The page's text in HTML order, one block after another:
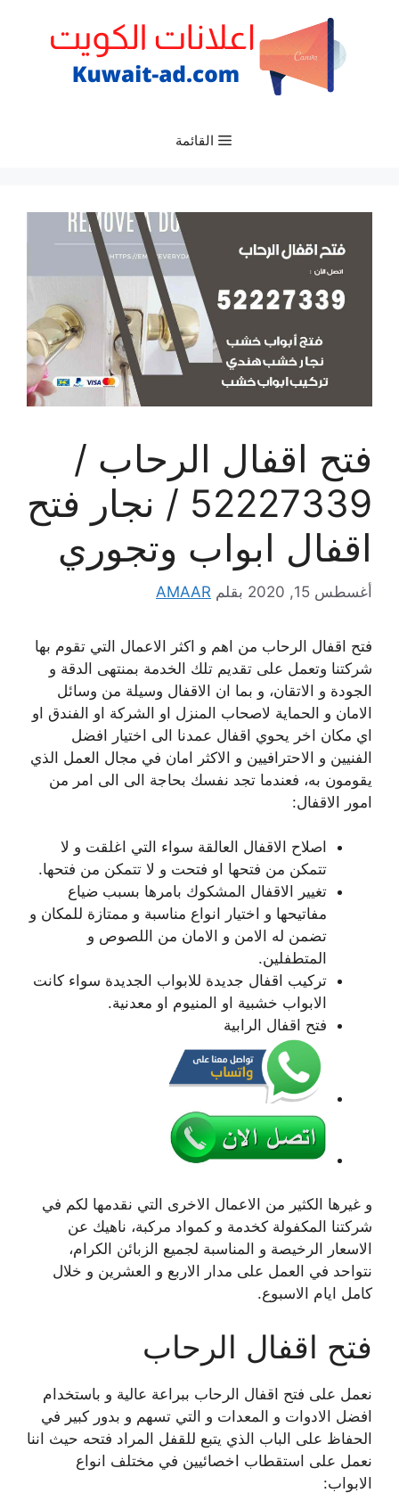
القائمة
فتح اقفال الرحاب /
52227339 / نجار فتح
اقفال ابواب وتجوري
أغسطس 15, 2020 بقلم AMAAR
فتح اقفال الرحاب من اهم و اكثر الاعمال التي تقوم بها
شركتنا وتعمل على تقديم تلك الخدمة بمنتهى الدقة و
الجودة و الاتقان، و بما ان الاقفال وسيلة من وسائل
الامان و الحماية لاصحاب المنزل او الشركة او الفندق او
اي مكان اخر يحوي اقفال عمدنا الى اختيار افضل
الفنيين و الاحترافيين و الاكثر امان في مجال العمل الذي
يقومون به، فعندما تجد نفسك بحاجة الى الى امر من
امور الاقفال:
اصلاح الاقفال العالقة سواء التي اغلقت و لا
تتمكن من فتحها او فتحت و لا تتمكن من فتحها.
تغيير الاقفال المشكوك بامرها بسبب ضياع
مفاتيحها و اختيار انواع مناسبة و ممتازة للمكان و
تضمن له الامن و الامان من اللصوص و
المتطفلين.
تركيب اقفال جديدة للابواب الجديدة سواء كانت
الابواب خشبية او المنيوم او معدنية.
فتح اقفال الرابية
و غيرها الكثير من الاعمال الاخرى التي نقدمها لكم في
شركتنا المكفولة كخدمة و كمواد مركبة، ناهيك عن
الاسعار الرخيصة و المناسبة لجميع الزبائن الكرام،
نتواحد في العمل على مدار الاربع و العشرين و خلال
كامل ايام الاسبوع.
فتح اقفال الرحاب
نعمل على فتح اقفال الرحاب ببراعة عالية و باستخدام
افضل الادوات و المعدات و التي تسهم و بدور كبير في
الحفاظ على الباب الذي يتبع للقفل المراد فتحه حيث اننا
نعمل على استقطاب اخصائيين في مختلف انواع
الابواب: